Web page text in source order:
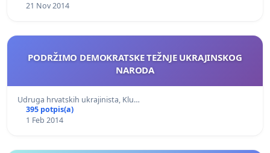
21 Nov 2014
PODRŽIMO DEMOKRATSKE TEŽNJE UKRAJINSKOG
NARODA
Udruga hrvatskih ukrajinista, Klu…
395 potpis(a)
1 Feb 2014